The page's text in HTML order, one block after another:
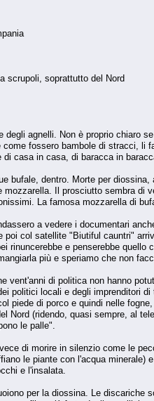
scrupoli, soprattutto del Nord
agnelli. Non è proprio chiaro
fossero bambole di stracci, li
casa in casa, di baracca in
bufale, dentro. Morte per
Il prosciutto sembra di
La famosa mozzarella di
a vedere i documentari
col satellite "Biutiful cauntri"
rinuncerebbe e penserebbe
più e speriamo che non
vent'anni di politica non hanno
politici locali e degli imprenditori
piede di porco e quindi nelle
(ridendo, quasi sempre, al
le palle".
di morire in silenzio come le
le piante con l'acqua
e l'insalata.
per la diossina. Le discariche